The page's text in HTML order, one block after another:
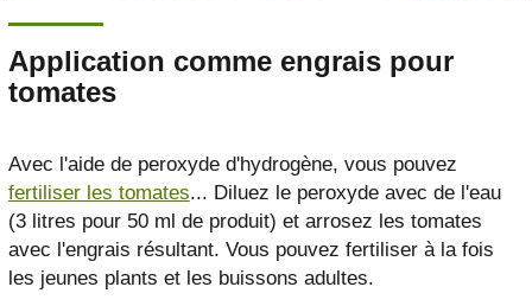
Application comme engrais pour
tomates
Avec l'aide de peroxyde d'hydrogène, vous pouvez
fertiliser les tomates... Diluez le peroxyde avec de l'eau
(3 litres pour 50 ml de produit) et arrosez les tomates
avec l'engrais résultant. Vous pouvez fertiliser à la fois
les jeunes plants et les buissons adultes.